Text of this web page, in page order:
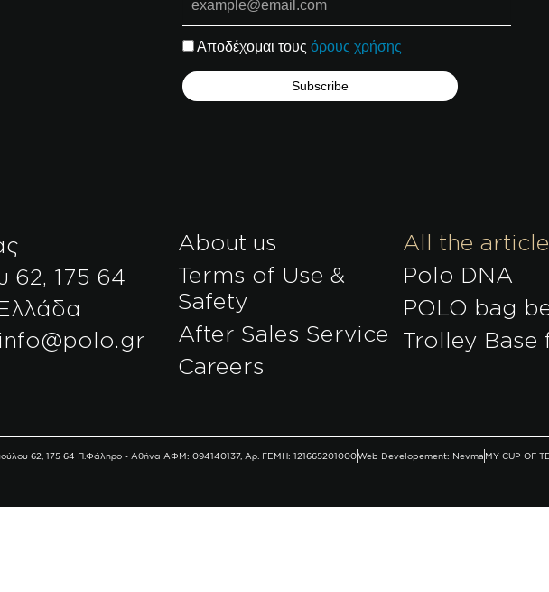
Αποδέχομαι τουςόρους χρήσης
62, 175 64
About us
Terms of Use &
Safety
After Sales Service
Careers
All the
Polo DNA
POLO bag
Trolley Base
62, 175 64 Π.Φάληρο - Αθήνα ΑΦΜ: 094140137, Αρ. ΓΕΜΗ: 121665201000Web Developement: Nevma MY CUP OF